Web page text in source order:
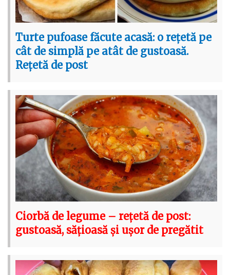
Turte pufoase făcute acasă: o rețetă pe
cât de simplă pe atât de gustoasă.
Rețetă de post
Ciorbă de legume – rețetă de post:
gustoasă, sățioasă și ușor de pregătit